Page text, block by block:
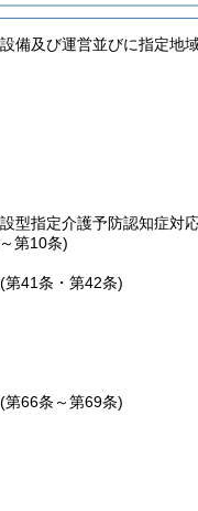
備及び運営並びに指定
型指定介護予防認知症対
第10条)
(第41条・第42条)
(第66条～第69条)